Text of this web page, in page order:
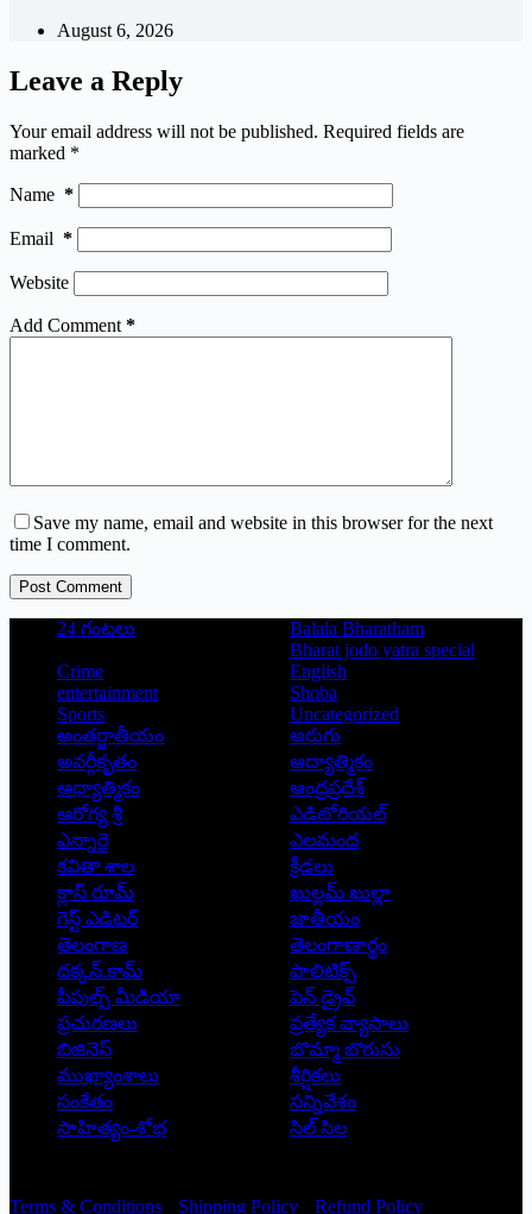
August 6, 2026
Leave a Reply
Your email address will not be published. Required fields are
marked *
Name *
Email *
Website
Add Comment *
Save my name, email and website in this browser for the next
time I comment.
Post Comment
24 గంటలు
Balala Bharatham
Bharat jodo yatra special
Crime
English
entertainment
Shoba
Sports
Uncategorized
అంతర్జాతీయం
అరుగు
అవర్గీకృతం
ఆద్యాత్మికం
ఆధ్యాత్మికం
ఆంధ్రప్రదేశ్
ఆరోగ్య శ్రీ
ఎడిటోరియల్
ఎన్నారై
ఎలమంద
కవితా శాల
క్రీడలు
క్లాస్ రూమ్
ఖుల్లమ్ ఖుల్లా
గెస్ట్ ఎడిటర్
జాతీయం
తెలంగాణ
తెలంగాణార్థం
దక్కన్.కామ్
పాలిటిక్స్
పీపుల్స్ ‌మీడియా
పెన్ డ్రైవ్
ప్రచురణలు
ప్రత్యేక వ్యాసాలు
బిజినెస్
బొమ్మా బొరుసు
ముఖ్యాంశాలు
శీర్షికలు
సంకేతం
సన్నివేశం
సాహిత్యం-శోభ
సిల్ సిల
Terms & Conditions Shipping Policy Refund Policy